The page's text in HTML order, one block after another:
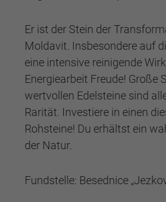
Er ist der Stein der
Moldavit. Insbesondere auf
eine intensive reinigende
Energiearbeit Freude! Große
wertvollen Edelsteine sind
Rarität. Investiere in einen
Rohsteine! Du erhältst ein
der Natur.
Fundstelle: Besednice